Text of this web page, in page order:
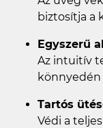
biztosítja a
Egyszerű
Az intuitív
könnyedén
Tartós
Védi a